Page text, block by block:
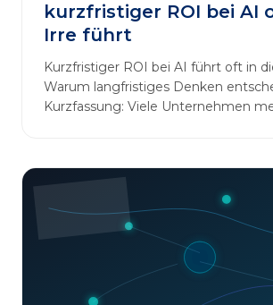
kurzfristiger ROI bei AI
Irre führt
Kurzfristiger ROI bei AI führt oft in
Warum langfristiges Denken
Kurzfassung: Viele Unternehmen